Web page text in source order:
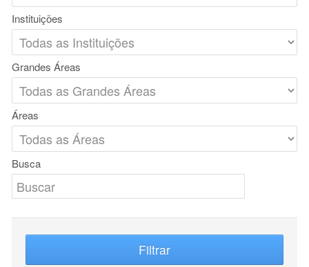
Instituições
Grandes Áreas
Áreas
Busca
Filtrar